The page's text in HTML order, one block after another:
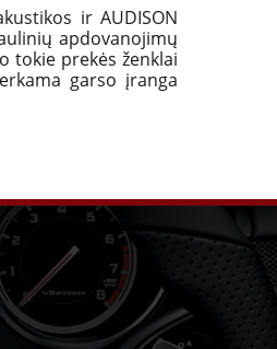
ir AUDISON
apdovanojimų
tokie prekės ženklai
garso įranga